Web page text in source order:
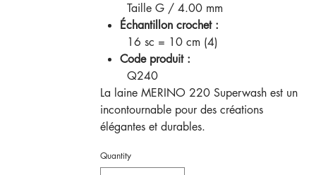
Taille G / 4.00 mm
Échantillon crochet :
16 sc = 10 cm (4)
Code produit :
Q240
La laine MERINO 220 Superwash est un
incontournable pour des créations
élégantes et durables.
Quantity